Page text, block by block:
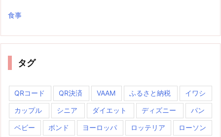
食事
タグ
QRコード QR決済 VAAM ふるさと納税 イワシ
カップル シニア ダイエット ディズニー パン
ベビー ボンド ヨーロッパ ロッテリア ローソン